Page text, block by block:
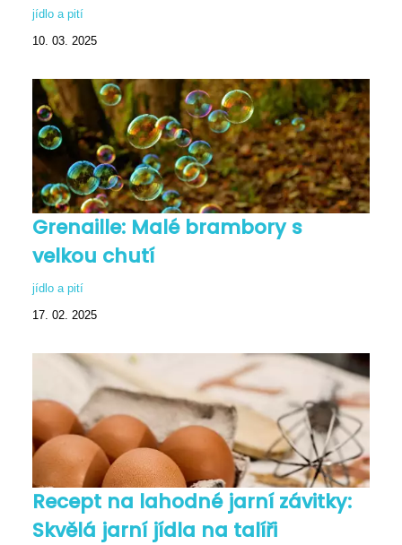
jídlo a pití
10. 03. 2025
Grenaille: Malé brambory s
velkou chutí
jídlo a pití
17. 02. 2025
Recept na lahodné jarní závitky:
Skvělá jarní jídla na talíři